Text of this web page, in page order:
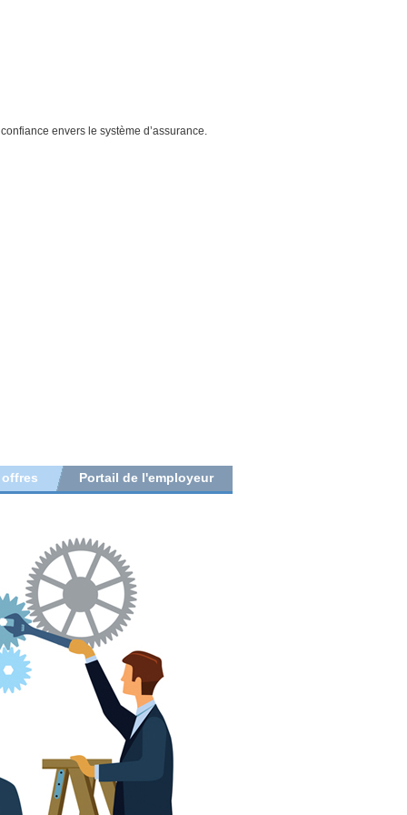
envers le système d’assurance.
Portail de l'employeur